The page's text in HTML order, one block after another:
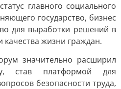
главного социального
государство, бизнес
для выработки решений в
качества жизни граждан.
значительно расширил
став платформой для
безопасности труда,